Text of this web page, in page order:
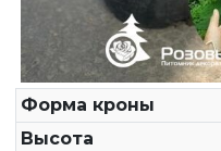
Форма кроны
Высота